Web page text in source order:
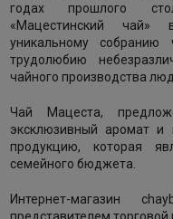
годах прошлого
«Мацестинский чай»
уникальному
трудолюбию
чайного производства
Чай Мацеста,
эксклюзивный аромат и
продукцию, которая
семейного бюджета.
Интернет-магазин